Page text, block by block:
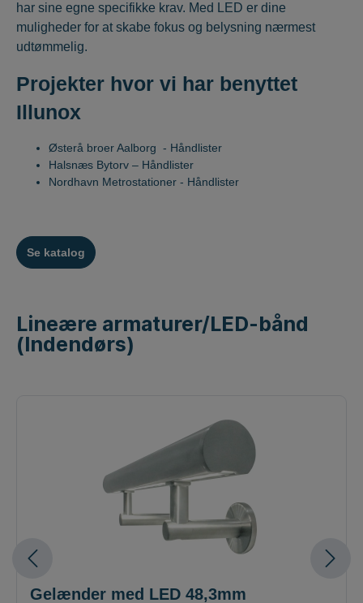
har sine egne specifikke krav. Med LED er dine
muligheder for at skabe fokus og belysning nærmest
udtømmelig.
Projekter hvor vi har benyttet
Illunox
Østerå broer Aalborg - Håndlister
Halsnæs Bytorv – Håndlister
Nordhavn Metrostationer - Håndlister
Se katalog
Lineære armaturer/LED-bånd
(Indendørs)
Gelænder med LED 48,3mm